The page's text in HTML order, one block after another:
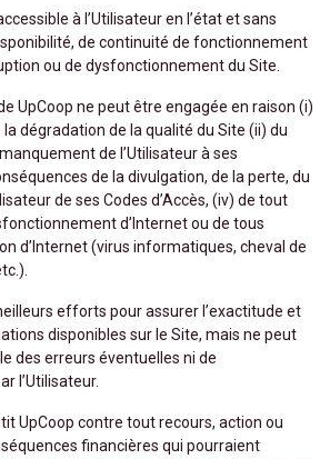
à l’Utilisateur en l’état et sans
de continuité de fonctionnement
ou de dysfonctionnement du Site.
UpCoop ne peut être engagée en raison (i)
dégradation de la qualité du Site (ii) du
de l’Utilisateur à ses
de la divulgation, de la perte, du
de ses Codes d’Accès, (iv) de tout
d’Internet ou de tous
d’Internet (virus informatiques, cheval de
efforts pour assurer l’exactitude et
disponibles sur le Site, mais ne peut
des erreurs éventuelles ni de
l’Utilisateur.
UpCoop contre tout recours, action ou
financières qui pourraient